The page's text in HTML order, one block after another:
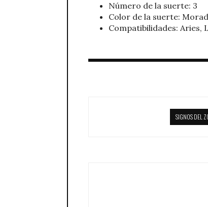
Número de la suerte: 3
Color de la suerte:
Compatibilidades: Aries,
SIGNOS DEL